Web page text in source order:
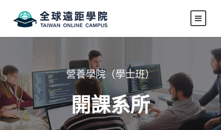
營養學院（學士班）
開課系所